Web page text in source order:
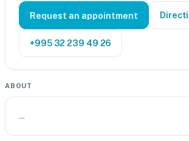
Request an appointment
+995 32 239 49 26
ABOUT
—